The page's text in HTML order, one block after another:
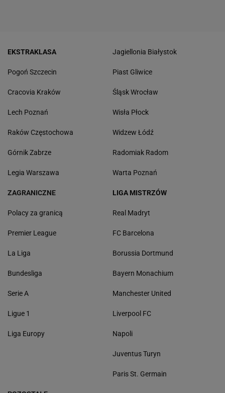
EKSTRAKLASA
Pogoń Szczecin
Cracovia Kraków
Lech Poznań
Raków Częstochowa
Górnik Zabrze
Legia Warszawa
Jagiellonia Białystok
Piast Gliwice
Śląsk Wrocław
Wisła Płock
Widzew Łódź
Radomiak Radom
Warta Poznań
ZAGRANICZNE
Polacy za granicą
Premier League
La Liga
Bundesliga
Serie A
Ligue 1
Liga Europy
LIGA MISTRZÓW
Real Madryt
FC Barcelona
Borussia Dortmund
Bayern Monachium
Manchester United
Liverpool FC
Napoli
Juventus Turyn
Paris St. Germain